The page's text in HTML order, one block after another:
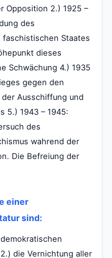
Opposition 2.) 1925 –
des
faschistischen Staates
dieses
Schwächung 4.) 1935
gegen den
Ausschiffung und
5.) 1943 – 1945:
des
wahrend der
Die Befreiung der
einer
sind:
die Vernichtung aller